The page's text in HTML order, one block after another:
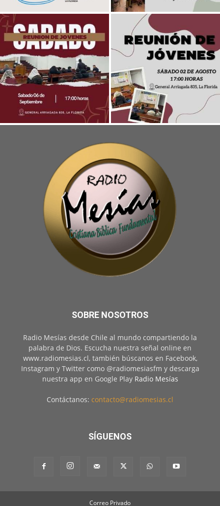
SOBRE NOSOTROS
Radio Mesías desde Chile al mundo compartiendo la
palabra de Dios. Escucha nuestra señal online en
www.radiomesias.cl, también búscanos en Facebook,
Instagram y Twitter como @radiomesiasfm y descarga
nuestra app en Google Play Radio Mesías
Contáctanos: contacto@radiomesias.cl
SÍGUENOS
Correo Privado